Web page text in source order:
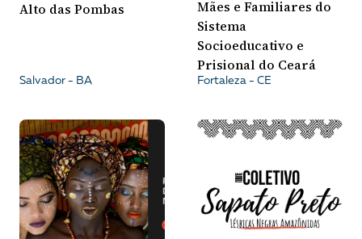
Alto das Pombas
Salvador - BA
Mães e Familiares do
Sistema
Socioeducativo e
Prisional do Ceará
Fortaleza - CE